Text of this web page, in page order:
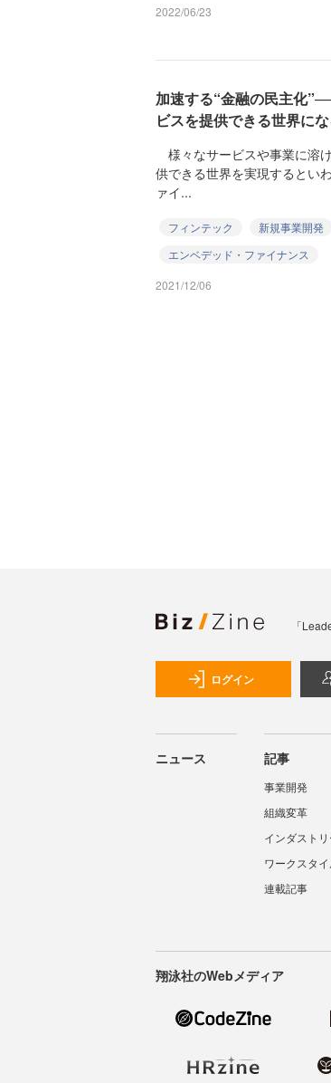
2022/06/23
加速する“金融の民主化
ビスを提供できる世界に
様々なサービスや事業に溶
供できる世界を実現するとい
ァイ...
フィンテック 新規事業開発
エンベデッド・ファイナンス
2021/12/06
「
ログイン
ニュース 記事
事業開発
組織変革
インダストリ
ワークスタ
連載記事
翔泳社のWebメディア